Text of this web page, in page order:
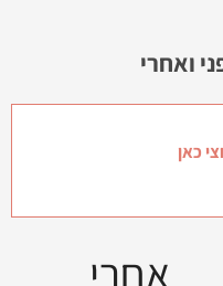
ואחרי
כאן
אחרי